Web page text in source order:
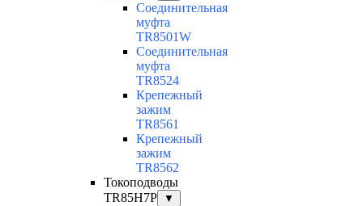
Соединительная
муфта
TR8501W
Соединительная
муфта
TR8524
Крепежный
зажим
TR8561
Крепежный
зажим
TR8562
Токоподводы
TR85H7P
▼